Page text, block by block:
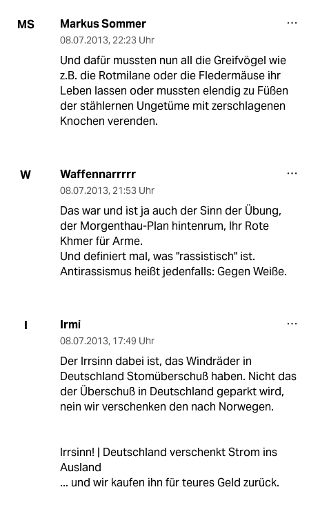
MS Markus Sommer
08.07.2013, 22:23 Uhr
Und dafür mussten nun all die Greifvögel wie
z.B. die Rotmilane oder die Fledermäuse ihr
Leben lassen oder mussten elendig zu Füßen
der stählernen Ungetüme mit zerschlagenen
Knochen verenden.
W Waffennarrrrr
08.07.2013, 21:53 Uhr
Das war und ist ja auch der Sinn der Übung,
der Morgenthau-Plan hintenrum, Ihr Rote
Khmer für Arme.
Und definiert mal, was "rassistisch" ist.
Antirassismus heißt jedenfalls: Gegen Weiße.
I Irmi
08.07.2013, 17:49 Uhr
Der Irrsinn dabei ist, das Windräder in
Deutschland Stomüberschuß haben. Nicht das
der Überschuß in Deutschland geparkt wird,
nein wir verschenken den nach Norwegen.
Irrsinn! | Deutschland verschenkt Strom ins
Ausland
... und wir kaufen ihn für teures Geld zurück.